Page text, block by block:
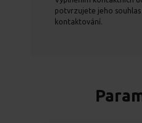
potvrzujete jeho
kontaktování.